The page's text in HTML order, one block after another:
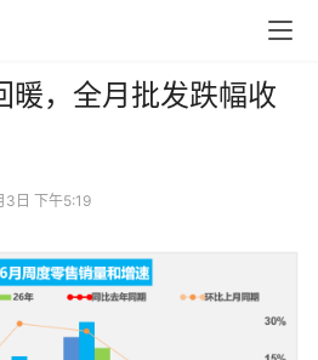
暖，全月批发跌幅收
3日 下午5:19